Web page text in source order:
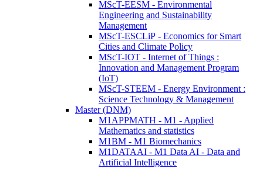
MScT-EESM - Environmental
Engineering and Sustainability
Management
MScT-ESCLiP - Economics for Smart
Cities and Climate Policy
MScT-IOT - Internet of Things :
Innovation and Management Program
(IoT)
MScT-STEEM - Energy Environment :
Science Technology & Management
Master (DNM)
M1APPMATH - M1 - Applied
Mathematics and statistics
M1BM - M1 Biomechanics
M1DATAAI - M1 Data AI - Data and
Artificial Intelligence